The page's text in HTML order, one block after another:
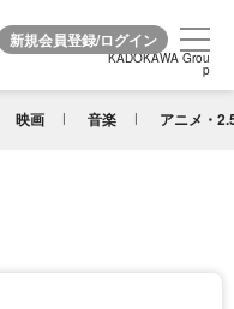
KADOKAWA Grou
p
映画 音楽 アニメ・
KADOKAWA Grou
p